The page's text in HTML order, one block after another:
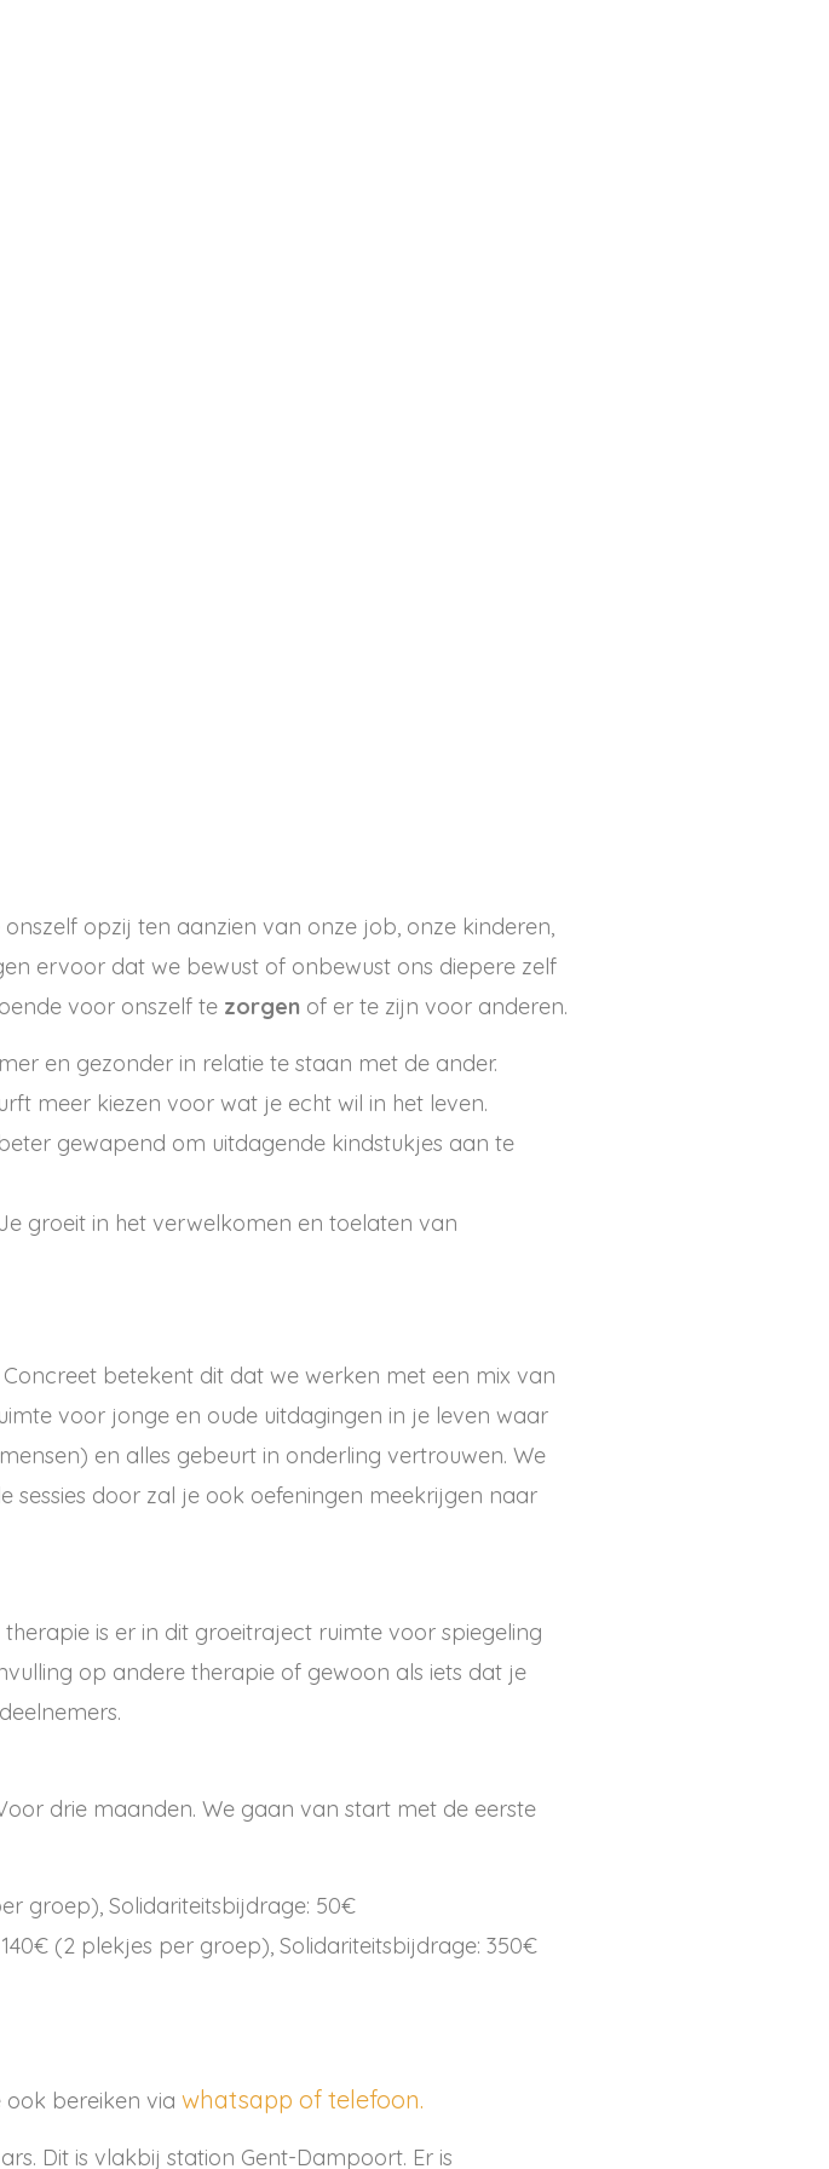
opzij ten aanzien van onze job, onze kinderen,
ervoor dat we bewust of onbewust ons diepere zelf
voor onszelf te zorgen of er te zijn voor anderen.
en gezonder in relatie te staan met de ander.
meer kiezen voor wat je echt wil in het leven.
gewapend om uitdagende kindstukjes aan te
groeit in het verwelkomen en toelaten van
betekent dit dat we werken met een mix van
voor jonge en oude uitdagingen in je leven waar
en alles gebeurt in onderling vertrouwen. We
sessies door zal je ook oefeningen meekrijgen naar
is er in dit groeitraject ruimte voor spiegeling
op andere therapie of gewoon als iets dat je
drie maanden. We gaan van start met de eerste
groep), Solidariteitsbijdrage: 50€
(2 plekjes per groep), Solidariteitsbijdrage: 350€
bereiken via whatsapp of telefoon.
Dit is vlakbij station Gent-Dampoort. Er is